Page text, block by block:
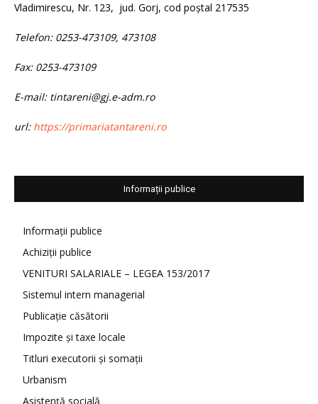
Vladimirescu, Nr. 123, jud. Gorj, cod poștal 217535
Telefon: 0253-473109, 473108
Fax: 0253-473109
E-mail: tintareni@gj.e-adm.ro
url: https://primariatantareni.ro
Informații publice
Informații publice
Achiziții publice
VENITURI SALARIALE – LEGEA 153/2017
Sistemul intern managerial
Publicație căsătorii
Impozite și taxe locale
Titluri executorii și somații
Urbanism
Asistență socială